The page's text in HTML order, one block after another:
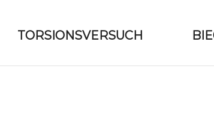
TORSIONSVERSUCH